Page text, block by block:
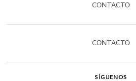
CONTACTO
CONTACTO
SÍGUENOS